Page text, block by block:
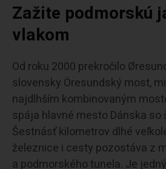
Zažite podmorskú
vlakom
Od roku 2000 prekročilo
slovensky Öresundský most,
najdlhším kombinovaným
spája hlavné mesto Dánska so
Šestnásť kilometrov dlhé
železnice i cesty pozostáva z
a podmorského tunela. Je